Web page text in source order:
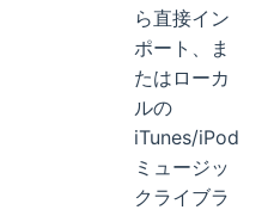
ら直接イン
ポート、ま
たはローカ
ルの
iTunes/iPod
ミュージッ
クライブラ